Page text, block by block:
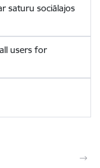
saturu sociālajos
users for